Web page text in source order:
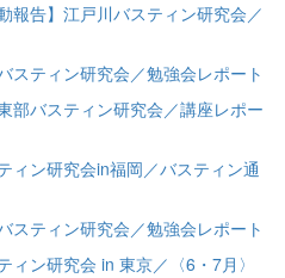
動報告】江戸川バスティン研究会／
スティン研究会／勉強会レポート
部バスティン研究会／講座レポー
ィン研究会in福岡／バスティン通
スティン研究会／勉強会レポート
ィン研究会 in 東京／〈6・7月〉